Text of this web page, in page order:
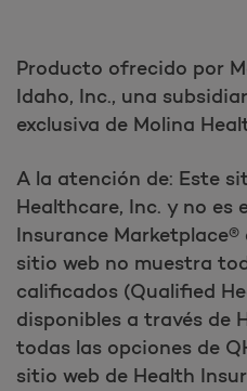
Producto ofrecido por
Idaho, Inc., una
exclusiva de Molina
A la atención de: Este
Healthcare, Inc. y no es
Insurance Marketplace®
sitio web no muestra
calificados (Qualified
disponibles a través de
todas las opciones de
sitio web de Health